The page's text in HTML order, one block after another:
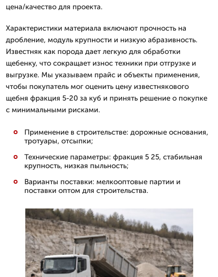
цена/качество для проекта.
Характеристики материала включают прочность на
дробление, модуль крупности и низкую абразивность.
Известняк как порода дает легкую для обработки
щебенку, что сокращает износ техники при отгрузке и
выгрузке. Мы указываем прайс и объекты применения,
чтобы покупатель мог оценить цену известнякового
щебня фракция 5-20 за куб и принять решение о покупке
с минимальными рисками.
Применение в строительстве: дорожные основания,
тротуары, отсыпки;
Технические параметры: фракция 5 25, стабильная
крупность, низкая пыльность;
Варианты поставки: мелкооптовые партии и
поставки оптом для строительства.